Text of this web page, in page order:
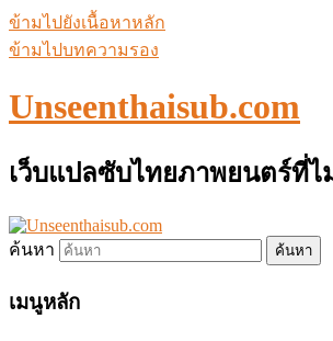
ข้ามไปยังเนื้อหาหลัก
ข้ามไปบทความรอง
Unseenthaisub.com
เว็บแปลซับไทยภาพยนตร์ที่ไ
ค้นหา
เมนูหลัก